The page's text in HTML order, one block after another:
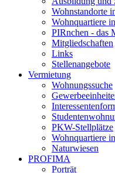
Wohnstandorte
Wohnquartiere
PIRnchen - das
Mitgliedschaften
Links
Stellenangebote
Vermietung
Wohnungssuche
PKW-Stellplätze
Wohnquartiere
Naturwiesen
PROFIMA
Porträt